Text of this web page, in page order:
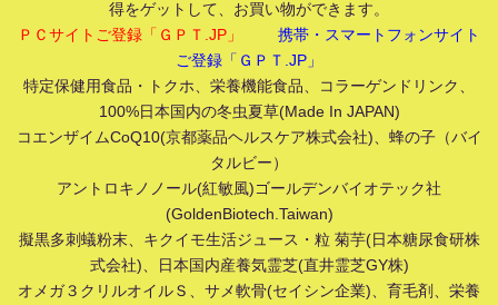
得をゲットして、お買い物ができます。
ＰＣサイトご登録「ＧＰＴ.JP」
携帯・スマートフォンサイト
ご登録「ＧＰＴ.JP」
特定保健用食品・トクホ、栄養機能食品、コラーゲンドリンク、
100%日本国内の冬虫夏草(Made In JAPAN)
コエンザイムCoQ10(京都薬品ヘルスケア株式会社)、蜂の子（バイ
タルビー）
アントロキノノール(紅敏風)ゴールデンバイオテック社
(GoldenBiotech.Taiwan)
擬黒多刺蟻粉末、キクイモ生活ジュース・粒 菊芋(日本糖尿食研株
式会社)、日本国内産養気霊芝(直井霊芝GY株)
オメガ３クリルオイルＳ、サメ軟骨(セイシン企業)、育毛剤、栄養